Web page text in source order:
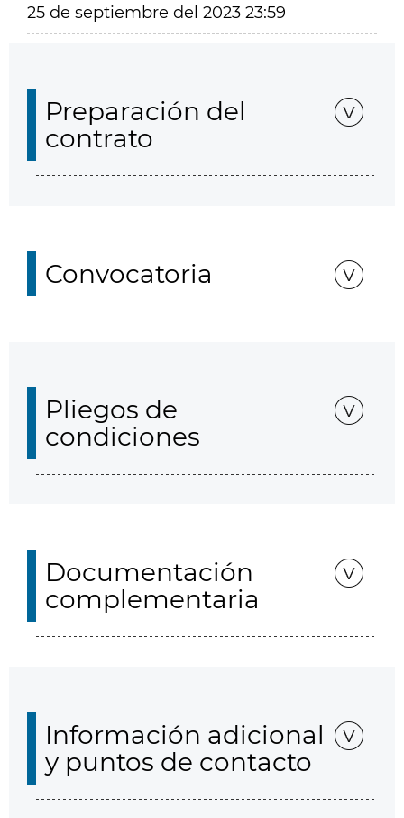
25 de septiembre del 2023 23:59
Preparación del
contrato
Convocatoria
Pliegos de
condiciones
Documentación
complementaria
Información adicional
y puntos de contacto